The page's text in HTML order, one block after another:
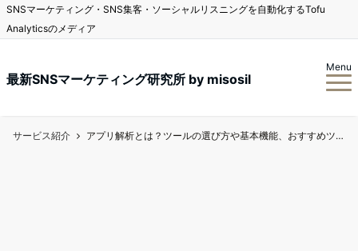
SNSマーケティング・SNS集客・ソーシャルリスニングを自動化するTofu
Analyticsのメディア
最新SNSマーケティング研究所 by misosil
Menu
サービス紹介 アプリ解析とは？ツールの選び方や基本機能、おすすめツール5選